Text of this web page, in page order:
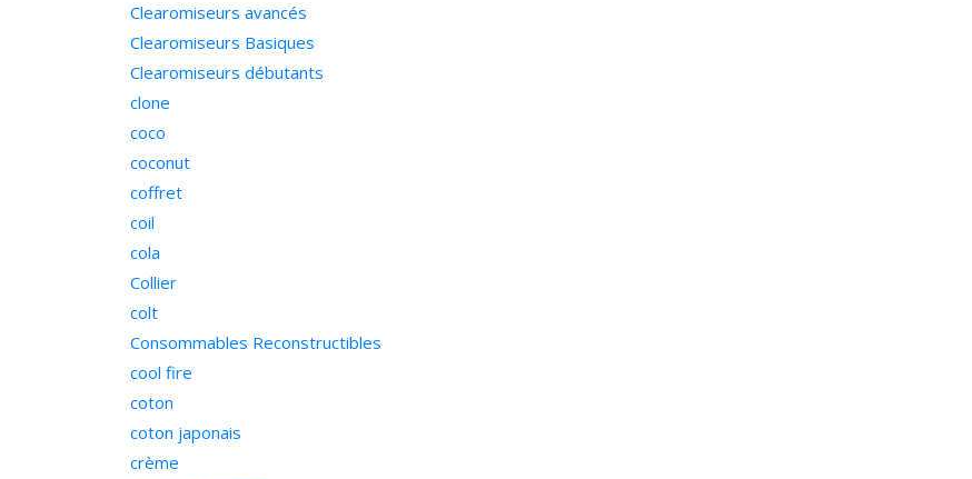
Clearomiseurs avancés
Clearomiseurs Basiques
Clearomiseurs débutants
clone
coco
coconut
coffret
coil
cola
Collier
colt
Consommables Reconstructibles
cool fire
coton
coton japonais
crème